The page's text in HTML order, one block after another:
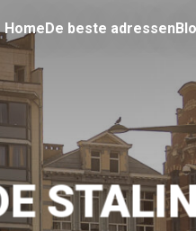
HomeDe beste adressen